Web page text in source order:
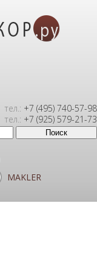
тел.: +7 (495) 740-57-98
тел.: +7 (925) 579-21-73
MAKLER